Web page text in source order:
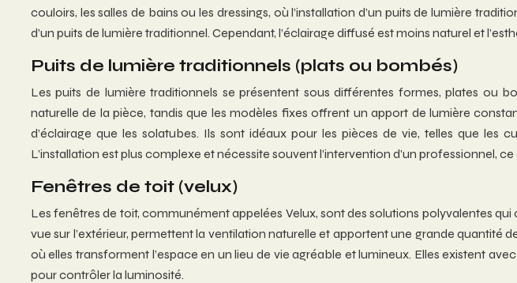
couloirs, les salles de bains ou les dressings, où l’installation d’un puits de lumière
d’un puits de lumière traditionnel. Cependant, l’éclairage diffusé est moins naturel et
Puits de lumière traditionnels (plats ou bombés)
Les puits de lumière traditionnels se présentent sous différentes formes, plates ou
naturelle de la pièce, tandis que les modèles fixes offrent un apport de lumière
d’éclairage que les solatubes. Ils sont idéaux pour les pièces de vie, telles que les
L’installation est plus complexe et nécessite souvent l’intervention d’un professionnel,
Fenêtres de toit (velux)
Les fenêtres de toit, communément appelées Velux, sont des solutions polyvalentes
vue sur l’extérieur, permettent la ventilation naturelle et apportent une grande
où elles transforment l’espace en un lieu de vie agréable et lumineux. Elles existent
pour contrôler la luminosité.